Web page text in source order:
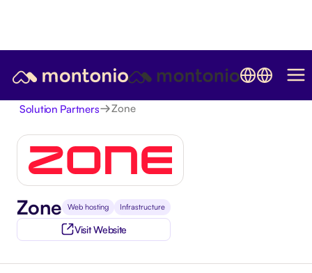
Solution Partners Zone
Zone Web hosting Infrastructure
Visit Website